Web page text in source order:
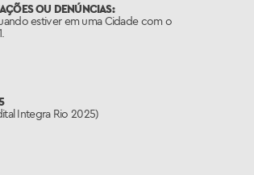
OU DENÚNCIAS:
estiver em uma Cidade com o
Integra Rio 2025)